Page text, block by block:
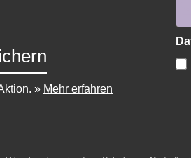
» Mehr erfahren